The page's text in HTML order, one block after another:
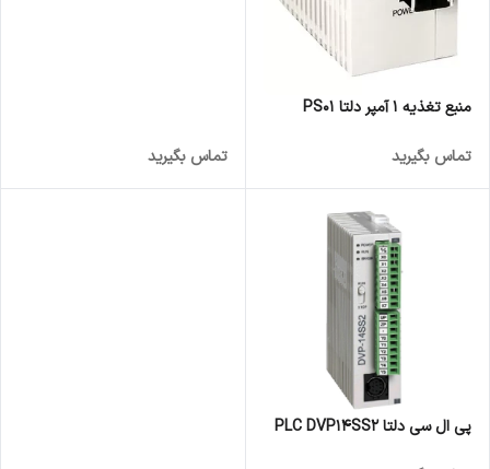
منبع تغذیه 1 آمپر دلتا PS01
تماس بگیرید تماس بگیرید
پی ال سی دلتا PLC DVP14SS2